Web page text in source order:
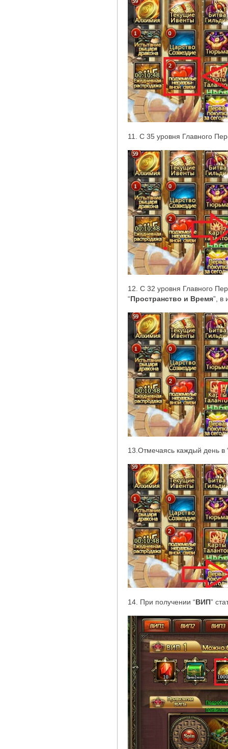
11. С 35 уровня Главного
12. С 32 уровня Главного
“Пространство и Время” ,
13.Отмечаясь каждый день в
14. При получении “ВИП”